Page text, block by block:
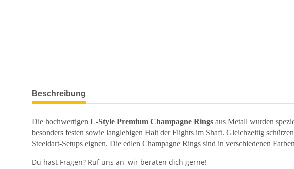
weitere Registerkarten anzeigen
Beschreibung
Die hochwertigen L-Style Premium Champagne Rings aus Metall wurden
besonders festen sowie langlebigen Halt der Flights im Shaft. Gleichzeitig
Steeldart-Setups eignen. Die edlen Champagne Rings sind in verschiedenen
Du hast Fragen? Ruf uns an, wir beraten dich gerne!